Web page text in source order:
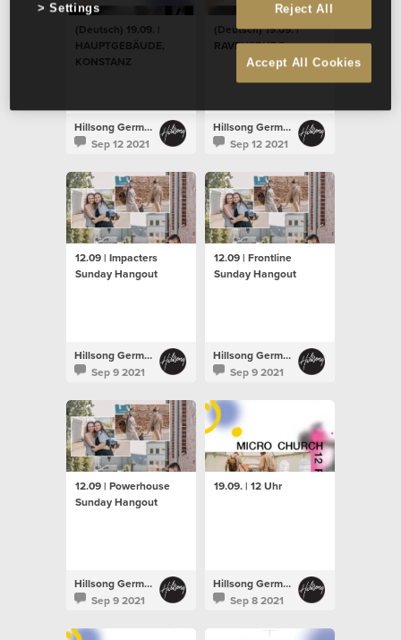
(Deutsch) 19.09. |
HAUPTGEBÄUDE,
KONSTANZ
Hillsong Germany
Sep 12 2021
(Deutsch) 19.09. |
RAVENSBURG
Hillsong Germany
Sep 12 2021
12.09 | Impacters
Sunday Hangout
Hillsong Germany
Sep 9 2021
12.09 | Frontline
Sunday Hangout
Hillsong Germany
Sep 9 2021
12.09 | Powerhouse
Sunday Hangout
Hillsong Germany
Sep 9 2021
19.09. | 12 Uhr
Hillsong Germany
Sep 8 2021
Reject All
Accept All Cookies
Settings